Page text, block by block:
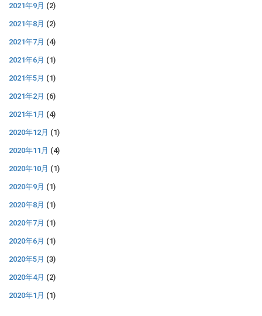
2021年9月 (2)
2021年8月 (2)
2021年7月 (4)
2021年6月 (1)
2021年5月 (1)
2021年2月 (6)
2021年1月 (4)
2020年12月 (1)
2020年11月 (4)
2020年10月 (1)
2020年9月 (1)
2020年8月 (1)
2020年7月 (1)
2020年6月 (1)
2020年5月 (3)
2020年4月 (2)
2020年1月 (1)